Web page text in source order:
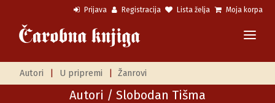
Prijava Registracija Lista želja Moja korpa
Autori U pripremi Žanrovi
Autori / Slobodan Tišma